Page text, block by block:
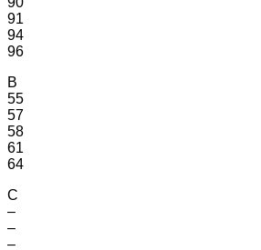
91
94
96
B
55
57
58
61
64
C
–
–
–